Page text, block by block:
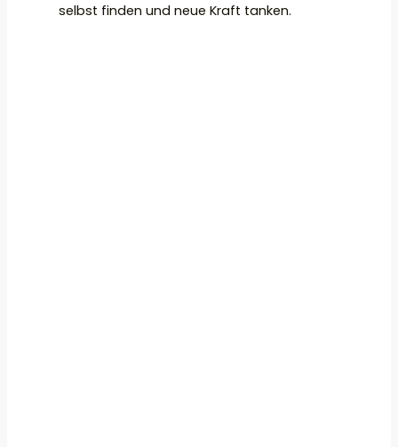
selbst finden und neue Kraft tanken.